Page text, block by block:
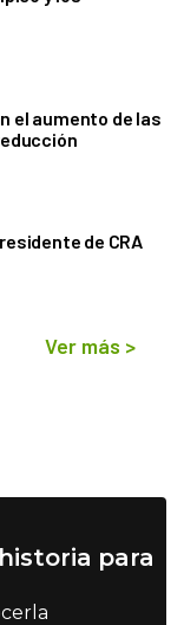
el aumento de las
de CRA
Ver más >
para